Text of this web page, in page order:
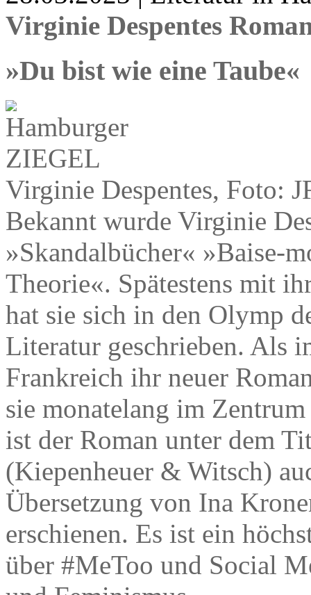
Virginie Despentes
»Du bist wie eine Taube«
Virginie Despentes, Foto:
Bekannt wurde Virginie
»Skandalbücher« »Baise-
Theorie«. Spätestens mit
hat sie sich in den Olymp
Literatur geschrieben. Als
Frankreich ihr neuer
sie monatelang im
ist der Roman unter dem
(Kiepenheuer & Witsch)
Übersetzung von Ina
erschienen. Es ist ein
über #MeToo und Social